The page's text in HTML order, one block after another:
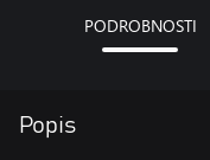
PODROBNOSTI
Popis